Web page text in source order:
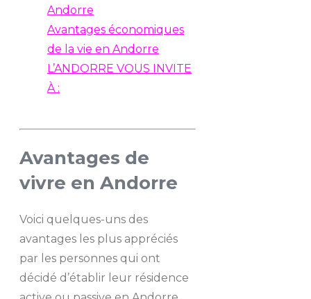
Andorre
Avantages économiques
de la vie en Andorre
L’ANDORRE VOUS INVITE
À :
Avantages de
vivre en Andorre
Voici quelques-uns des
avantages les plus appréciés
par les personnes qui ont
décidé d’établir leur résidence